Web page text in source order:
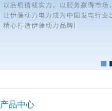
产品中心